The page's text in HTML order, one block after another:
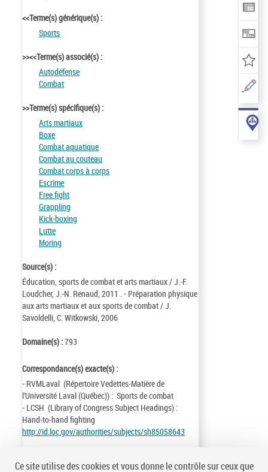
<<Terme(s) générique(s) :
Sports
>><<Terme(s) associé(s) :
Autodéfense
Combat
>>Terme(s) spécifique(s) :
Arts martiaux
Boxe
Combat aquatique
Combat au couteau
Combat corps à corps
Escrime
Free fight
Grappling
Kick-boxing
Lutte
Moring
Source(s) :
Éducation, sports de combat et arts martiaux / J.-F.
Loudcher, J.-N. Renaud, 2011 . - Préparation physique
aux arts martiaux et aux sports de combat / J.
Savoldelli, C. Witkowski, 2006
Domaine(s) :793
Correspondance(s) exacte(s) :
- RVMLaval (Répertoire Vedettes-Matière de
l'Université Laval (Québec)) : Sports de combat
- LCSH (Library of Congress Subject Headings) :
Hand-to-hand fighting
http://id.loc.gov/authorities/subjects/sh85058643
Ce site utilise des cookies et vous donne le contrôle sur ceux que